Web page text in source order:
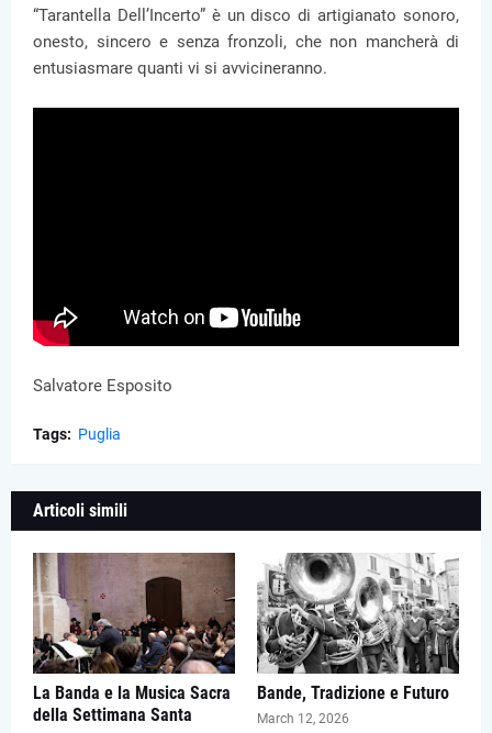
“Tarantella Dell’Incerto” è un disco di artigianato sonoro,
onesto, sincero e senza fronzoli, che non mancherà di
entusiasmare quanti vi si avvicineranno.
Salvatore Esposito
Tags: Puglia
Articoli simili
La Banda e la Musica Sacra
della Settimana Santa
Bande, Tradizione e Futuro
March 12, 2026